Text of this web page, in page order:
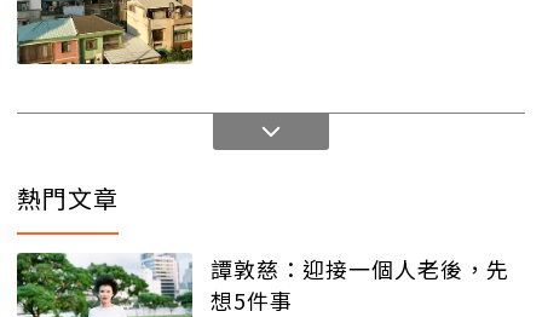
熱門文章
譚敦慈：迎接一個人老後，先
想5件事